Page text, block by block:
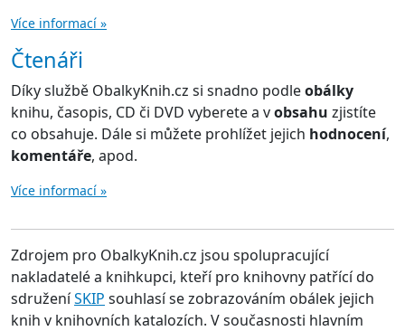
Více informací »
Čtenáři
Díky službě ObalkyKnih.cz si snadno podleobálky
knihu, časopis, CD či DVD vyberete a vobsahu zjistíte
co obsahuje. Dále si můžete prohlížet jejich hodnocení,
komentáře, apod.
Více informací »
Zdrojem pro ObalkyKnih.cz jsou spolupracující
nakladatelé a knihkupci, kteří pro knihovny patřící do
sdruženíSKIP souhlasí se zobrazováním obálek jejich
knih v knihovních katalozích. V současnosti hlavním